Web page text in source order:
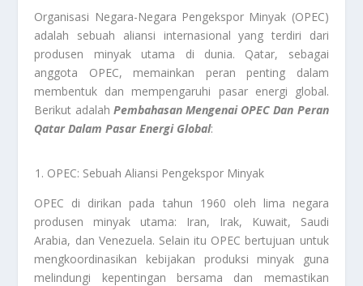
Organisasi Negara-Negara Pengekspor Minyak (OPEC)
adalah sebuah aliansi internasional yang terdiri dari
produsen minyak utama di dunia. Qatar, sebagai
anggota OPEC, memainkan peran penting dalam
membentuk dan mempengaruhi pasar energi global.
Berikut adalah Pembahasan Mengenai OPEC Dan Peran
Qatar Dalam Pasar Energi Global:
OPEC: Sebuah Aliansi Pengekspor Minyak
OPEC di dirikan pada tahun 1960 oleh lima negara
produsen minyak utama: Iran, Irak, Kuwait, Saudi
Arabia, dan Venezuela. Selain itu OPEC bertujuan untuk
mengkoordinasikan kebijakan produksi minyak guna
melindungi kepentingan bersama dan memastikan